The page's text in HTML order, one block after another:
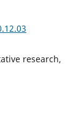
research,